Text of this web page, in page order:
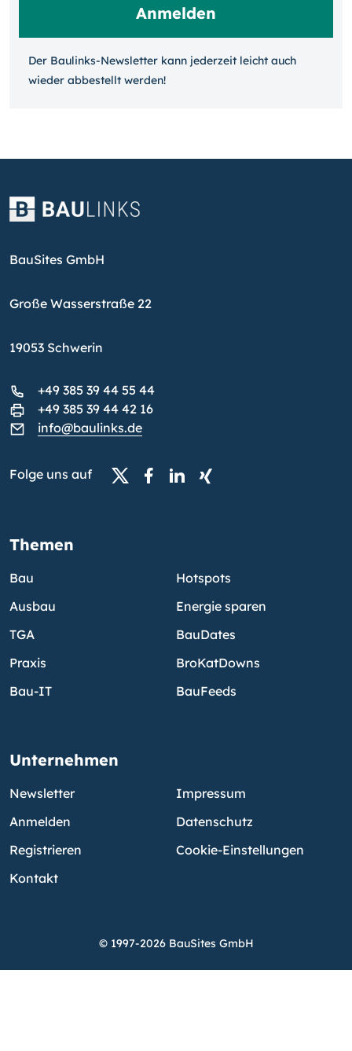
Der Baulinks-Newsletter kann jeder­zeit leicht auch
wieder ab­bestellt werden!
BauSites GmbH
Große Wasserstraße 22
19053 Schwerin
+49 385 39 44 55 44
+49 385 39 44 42 16
info@baulinks.de
Folge uns auf
Themen
Bau
Ausbau
TGA
Praxis
Bau-IT
Hotspots
Energie sparen
BauDates
BroKatDowns
BauFeeds
Unternehmen
Newsletter
Anmelden
Registrieren
Kontakt
Impressum
Datenschutz
Cookie-Einstellungen
© 1997-2026 BauSites GmbH